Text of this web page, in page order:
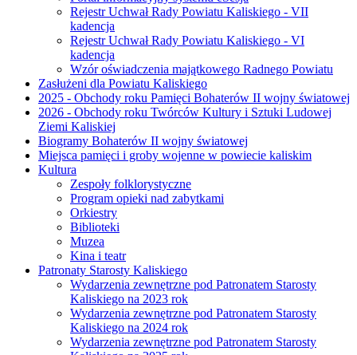
Rejestr Uchwał Rady Powiatu Kaliskiego - VII
kadencja
Rejestr Uchwał Rady Powiatu Kaliskiego - VI
kadencja
Wzór oświadczenia majątkowego Radnego Powiatu
Zasłużeni dla Powiatu Kaliskiego
2025 - Obchody roku Pamięci Bohaterów II wojny światowej
2026 - Obchody roku Twórców Kultury i Sztuki Ludowej
Ziemi Kaliskiej
Biogramy Bohaterów II wojny światowej
Miejsca pamięci i groby wojenne w powiecie kaliskim
Kultura
Zespoły folklorystyczne
Program opieki nad zabytkami
Orkiestry
Biblioteki
Muzea
Kina i teatr
Patronaty Starosty Kaliskiego
Wydarzenia zewnętrzne pod Patronatem Starosty
Kaliskiego na 2023 rok
Wydarzenia zewnętrzne pod Patronatem Starosty
Kaliskiego na 2024 rok
Wydarzenia zewnętrzne pod Patronatem Starosty